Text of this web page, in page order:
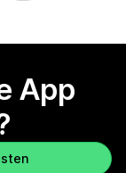
App